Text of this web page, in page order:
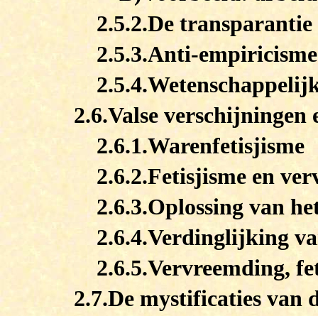
2.5.2.De
2.5.3.Anti-
2.6.Valse verschijningen
2.6.1.Warenfetisjisme
2.6.2.Fetisjisme en
2.6.3.Oplossing van
2.6.4.Verdinglijking
2.6.5.Vervreemding,
2.7.De mystificaties van